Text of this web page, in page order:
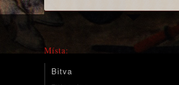
Místa:
Bitva